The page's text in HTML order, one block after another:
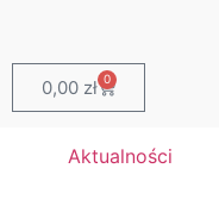
0,00 zł 0
Aktualności